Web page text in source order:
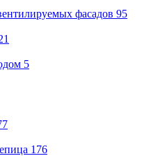
фасадов 95
5
176